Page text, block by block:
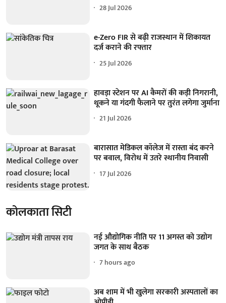
28 Jul 2026
e-Zero FIR से बढ़ी राजस्थान में शिकायत
दर्ज कराने की रफ्तार
25 Jul 2026
हावड़ा स्टेशन पर AI कैमरों की कड़ी निगरानी,
थूकने या गंदगी फैलाने पर तुरंत लगेगा जुर्माना
21 Jul 2026
बारासात मेडिकल कॉलेज में रास्ता बंद करने
पर बवाल, विरोध में उतरे स्थानीय निवासी
17 Jul 2026
कोलकाता सिटी
नई औद्योगिक नीति पर 11 अगस्त को उद्योग
जगत के साथ बैठक
7 hours ago
अब शाम में भी खुलेगा सरकारी अस्पतालों का